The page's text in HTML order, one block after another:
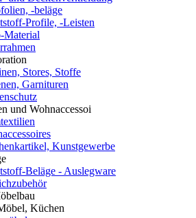
-beläge
Profile, -Leisten
Material
Stores, Stoffe
Garnituren
und Wohnaccessoi
Kunstgewerbe
Beläge - Auslegware
Küchen